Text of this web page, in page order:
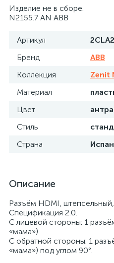
Изделие не в сборе.
N2155.7 AN ABB
Артикул
Бренд
ABB
Коллекция
Zenit
Материал
Цвет
Стиль
Страна
Описание
Разъём HDMI,
Спецификация 2.0.
С лицевой стороны: 1
«мама»).
С обратной стороны: 1
«мама») под углом 90°.